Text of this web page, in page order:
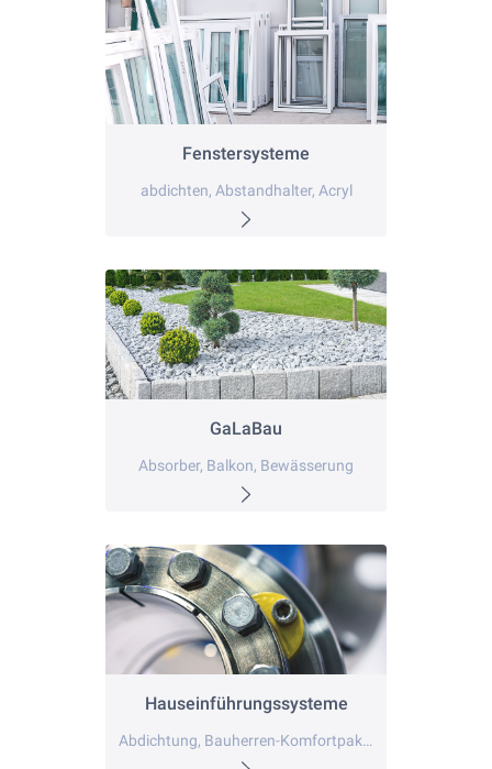
Fenstersysteme
abdichten, Abstandhalter, Acryl
GaLaBau
Absorber, Balkon, Bewässerung
Hauseinführungssysteme
Abdichtung, Bauherren-Komfortpaket, Bauherrenpakete